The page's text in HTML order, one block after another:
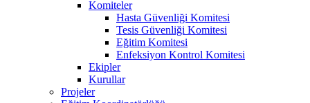
Komiteler
Hasta Güvenliği Komitesi
Tesis Güvenliği Komitesi
Eğitim Komitesi
Enfeksiyon Kontrol Komitesi
Ekipler
Kurullar
Projeler